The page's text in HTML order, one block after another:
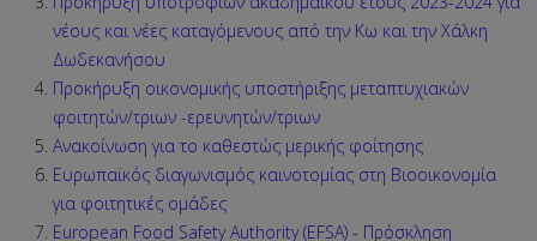
νέους και νέες καταγόμενους από την Κω και την Χάλκη
Δωδεκανήσου
Προκήρυξη οικονομικής υποστήριξης μεταπτυχιακών
φοιτητών/τριων -ερευνητών/τριων
Ανακοίνωση για το καθεστώς μερικής φοίτησης
Ευρωπαϊκός διαγωνισμός καινοτομίας στη Βιοοικονομία
για φοιτητικές ομάδες
European Food Safety Authority (EFSA) - Πρόσκληση